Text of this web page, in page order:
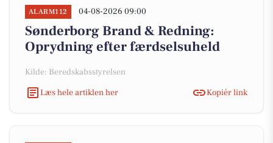
ALARM112 04-08-2026 09:00
Sønderborg Brand & Redning:
Oprydning efter færdselsuheld
Kilde: Beredskabsstyrelsen
Læs hele artiklen her
Kopiér link